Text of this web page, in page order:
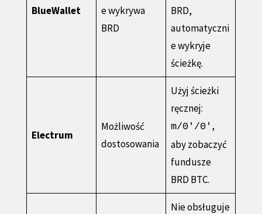
BlueWallet
e wykrywa
BRD
BRD,
automatyczni
e wykryje
ścieżkę.
Electrum
Możliwość
dostosowania
Użyj ścieżki
ręcznej:
m/0'/0' ,
aby zobaczyć
fundusze
BRD BTC.
Nie obsługuje